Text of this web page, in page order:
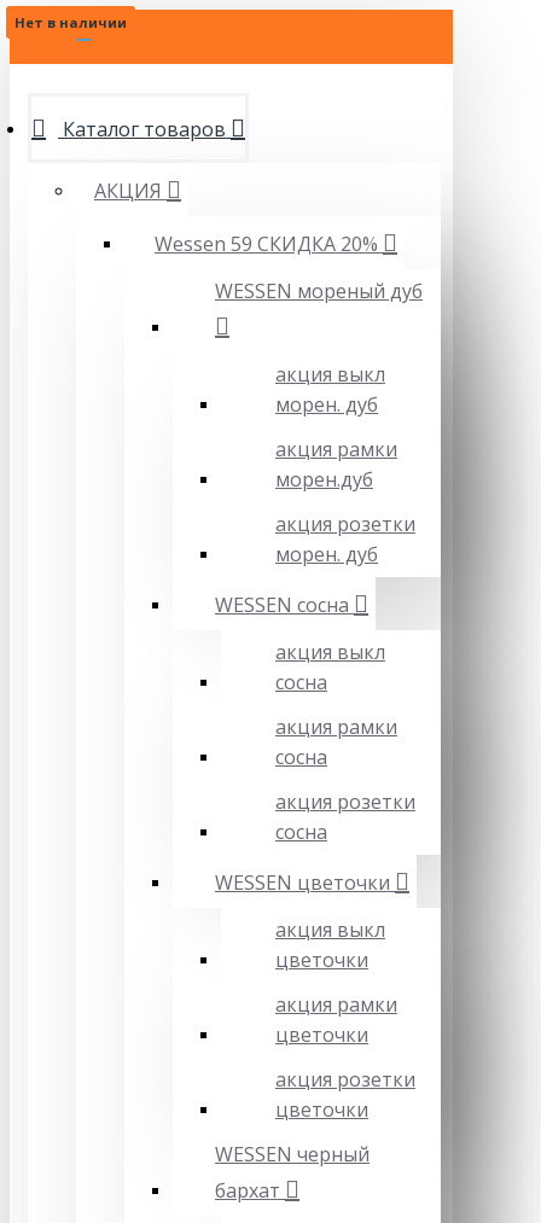
МЕНЮ
Каталог товаров
АКЦИЯ
Wessen 59 СКИДКА 20%
WESSEN мореный дуб
акция выкл
морен. дуб
акция рамки
морен.дуб
акция розетки
морен. дуб
WESSEN сосна
акция выкл
сосна
акция рамки
сосна
акция розетки
сосна
WESSEN цветочки
акция выкл
цветочки
акция рамки
цветочки
акция розетки
цветочки
WESSEN черный
бархат
Нет в наличии
Нет в наличии
Нет в наличии
Нет в наличии